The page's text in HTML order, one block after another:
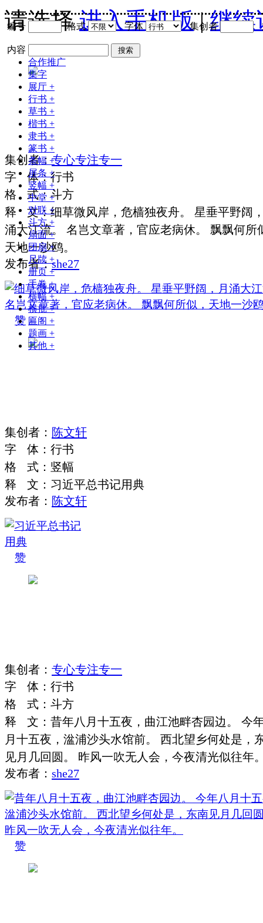
请选择进入手机版 | 继续
编号 格式 字体 集创者
内容 搜索
集创 者：专心专注专一
字
体：行书
格
式：斗方
释
文：细草微风岸，危樯独夜舟。 星垂平野阔
涌大江流。 名岂文章著，官应老病休。 飘飘何所
天地一沙鸥。
发布者：she27
赞
集创 者 ： 陈文轩
字
体 ： 行书
格
式 ： 竖幅
释
文 ： 习近平总书记用典
发布者： 陈文轩
赞
集创 者 ： 专心专注专一
字
体 ： 行书
格
式 ： 斗方
释
文 ： 昔年八月十五夜，曲江池畔杏园边。 今
月十五夜，湓浦沙头水馆前。 西北望乡何处是，
见月几回圆。 昨风一吹无人会，今夜清光似往年
发布者： she27
赞
合作推广
集字
展厅 +
行书 +
草书 +
楷书 +
隶书 +
篆书 +
条幅 +
屏条 +
竖幅 +
中堂 +
对联 +
斗方+
扇面+
团扇+
尺牍 +
册页 +
手卷 +
横幅+
横批+
匾阁 +
题画 +
其他 +